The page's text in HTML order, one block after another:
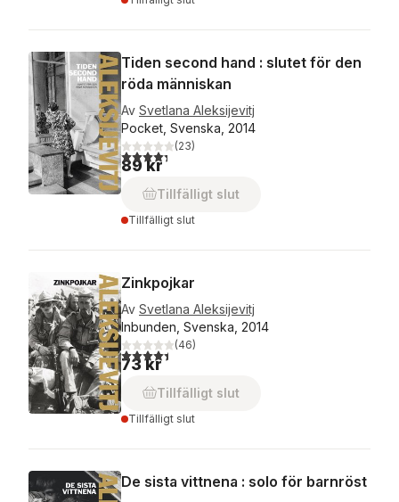
Tiden second hand : slutet för den
röda människan
Av Svetlana Aleksijevitj
Pocket, Svenska, 2014
4,3utav 5 stjärnor. Totalt antal röster:
(23)
89 kr
Tillfälligt slut
Tillfälligt slut
Zinkpojkar
Av Svetlana Aleksijevitj
Inbunden, Svenska, 2014
4,4utav 5 stjärnor. Totalt antal röster:
(46)
73 kr
Tillfälligt slut
Tillfälligt slut
De sista vittnena : solo för barnröst